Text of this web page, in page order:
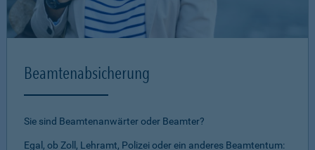
Beamtenabsicherung
Sie sind Beamtenanwärter oder Beamter?
Egal, ob Zoll, Lehramt, Polizei oder ein anderes Beamtentum: